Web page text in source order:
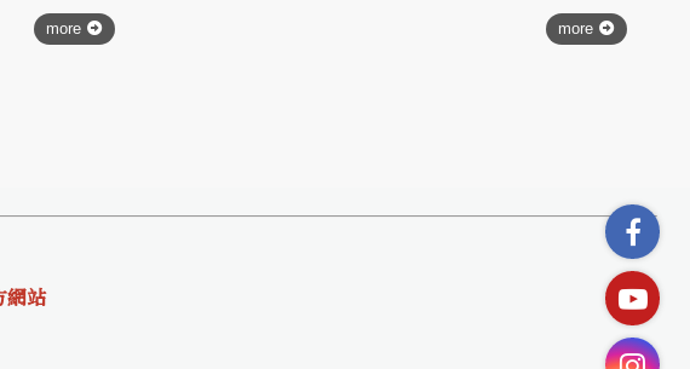
more more
網站